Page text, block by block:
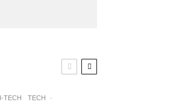
TECH TECH
·